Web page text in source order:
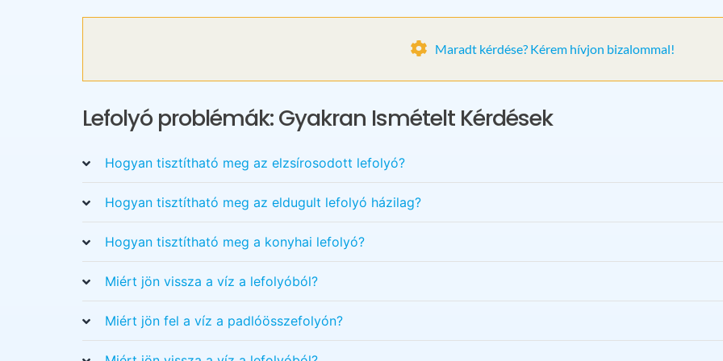
Maradt kérdése? Kérem hívjon bizalommal!
Lefolyó problémák: Gyakran Ismételt Kérdések
Hogyan tisztítható meg az elzsírosodott lefolyó?
Hogyan tisztítható meg az eldugult lefolyó házilag?
Hogyan tisztítható meg a konyhai lefolyó?
Miért jön vissza a víz a lefolyóból?
Miért jön fel a víz a padlóösszefolyón?